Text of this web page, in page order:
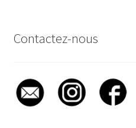
Contactez-nous